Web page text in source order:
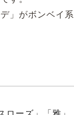
」がボンベイ系